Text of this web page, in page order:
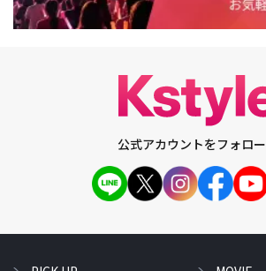
公式アカウントをフォロー